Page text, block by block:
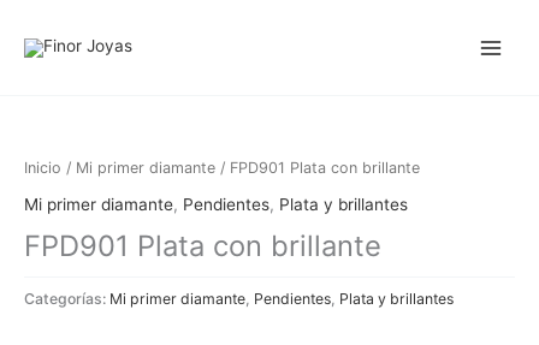
Inicio / Mi primer diamante / FPD901 Plata con brillante
Mi primer diamante, Pendientes, Plata y brillantes
FPD901 Plata con brillante
Categorías: Mi primer diamante Pendientes Plata y brillantes